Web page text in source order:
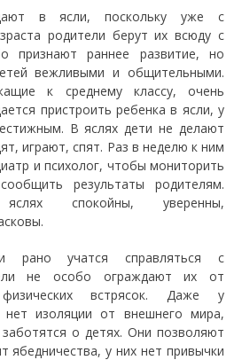
в ясли, поскольку уже с
родители берут их всюду с
признают раннее развитие, но
вежливыми и общительными.
к среднему классу, очень
пристроить ребенка в ясли, у
В яслях дети не делают
играют, спят. Раз в неделю к ним
и психолог, чтобы мониторить
результаты родителям.
спокойны, уверенны,
рано учатся справляться с
не особо ограждают их от
встрясок. Даже у
нет изоляции от внешнего мира,
о детях. Они позволяют
ябедничества, у них нет привычки